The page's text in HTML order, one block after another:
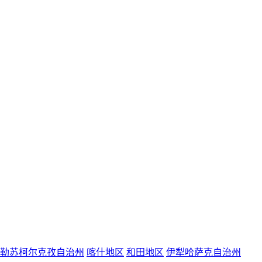
苏柯尔克孜自治州 喀什地区 和田地区 伊犁哈萨克自治州